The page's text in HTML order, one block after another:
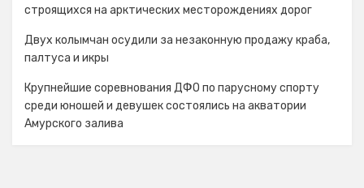
строящихся на арктических месторождениях дорог
Двух колымчан осудили за незаконную продажу краба,
палтуса и икры
Крупнейшие соревнования ДФО по парусному спорту
среди юношей и девушек состоялись на акватории
Амурского залива